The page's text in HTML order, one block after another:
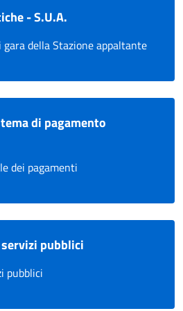
- S.U.A.
gara della Stazione appaltante
di pagamento
dei pagamenti
pubblici
pubblici